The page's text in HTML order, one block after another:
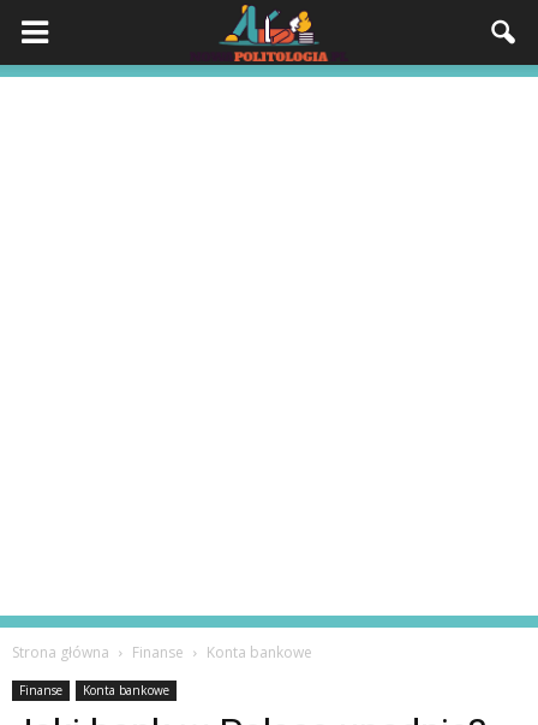
Strona główna Finanse Konta bankowe
Finanse Konta bankowe